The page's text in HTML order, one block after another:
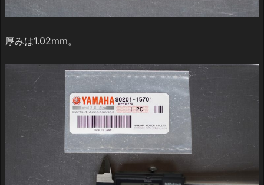
厚みは1.02mm。